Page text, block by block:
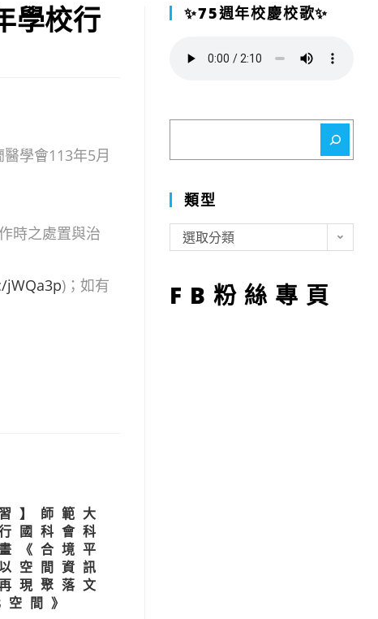
學校行
學會113年5月
時之處置與治
)；如有
】師範大
國科會科
《合境平
空間資訊
現聚落文
空間》
✨75週年校慶校歌✨
類型
型
選取分類
FB粉絲專頁